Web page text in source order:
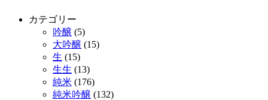
カテゴリー
吟醸 (5)
大吟醸 (15)
生 (15)
生生 (13)
純米 (176)
純米吟醸 (132)